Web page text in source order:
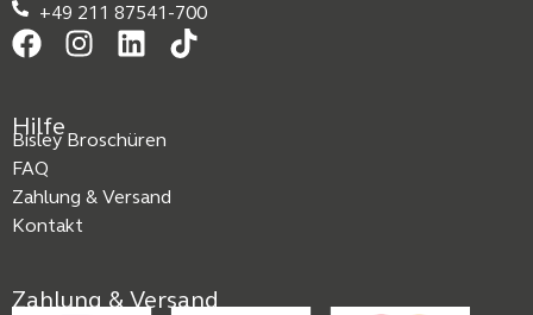
+49 211 87541-700
Hilfe
Bisley Broschüren
FAQ
Zahlung & Versand
Kontakt
Zahlung & Versand